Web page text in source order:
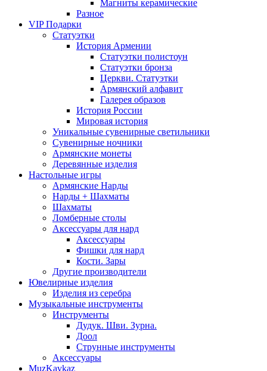
Магниты керамические
Разное
VIP Подарки
Статуэтки
История Армении
Статуэтки полистоун
Статуэтки бронза
Церкви. Статуэтки
Армянский алфавит
Галерея образов
История России
Мировая история
Уникальные сувенирные светильники
Сувенирные ночники
Армянские монеты
Деревянные изделия
Настольные игры
Армянские Нарды
Нарды + Шахматы
Шахматы
Ломберные столы
Аксессуары для нард
Аксессуары
Фишки для нард
Кости. Зары
Другие производители
Ювелирные изделия
Изделия из серебра
Музыкальные инструменты
Инструменты
Дудук. Шви. Зурна.
Доол
Струнные инструменты
Аксессуары
MuzKavkaz